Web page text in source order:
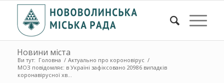
Новини міста
Ви тут: Головна / Актуально про короновірус /
МОЗ повідомляє: в Україні зафіксовано 20986 випадків
коронавірусної хв...